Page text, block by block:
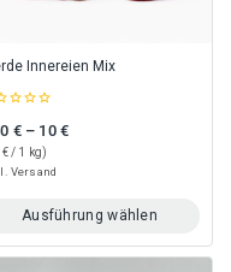
Innereien Mix
€ – 10 €Preisspanne: 2,50 € bis 10 €
€/ 1 kg)
Versand
Ausführung wählen